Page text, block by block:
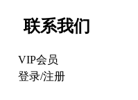
联系我们
VIP会员
登录/注册